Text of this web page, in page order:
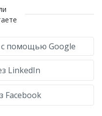
с помощью Google
LinkedIn
Facebook